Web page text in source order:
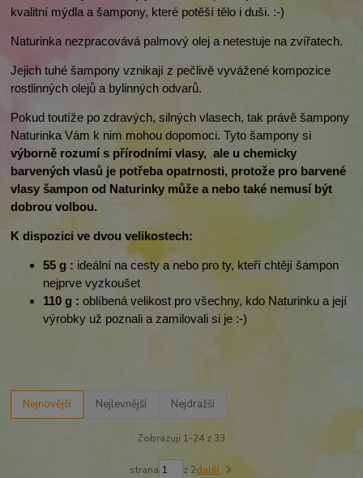
kvalitní mýdla a šampony, které potěší tělo i duši. :-)
Naturinka nezpracovává palmový olej a netestuje na zvířatech.
Jejich tuhé šampony vznikají z pečlivě vyvážené kompozice
rostlinných olejů a bylinných odvarů.
Pokud toutíže po zdravých, silných vlasech, tak právě šampony
Naturinka Vám k nim mohou dopomoci. Tyto šampony si
výborně rozumí s přírodními vlasy, ale u chemicky
barvených vlasů je potřeba opatrnosti, protože pro barvené
vlasy šampon od Naturinky může a nebo také nemusí být
dobrou volbou.
K dispozici ve dvou velikostech:
55 g : ideální na cesty a nebo pro ty, kteří chtějí šampon
nejprve vyzkoušet
110 g :oblíbená velikost pro všechny, kdo Naturinku a její
výrobky už poznali a zamilovali si je :-)
Nejnovější Nejlevnější Nejdražší
Zobrazuji 1-24 z 33
strana z 2další